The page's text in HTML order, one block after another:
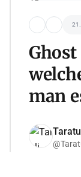
man